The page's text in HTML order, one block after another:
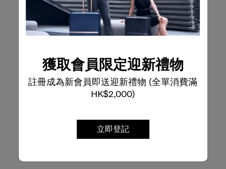
獲取會員限定迎新禮物
註冊成為新會員即送迎新禮物 (全單消費滿
HK$2,000)
立即登記